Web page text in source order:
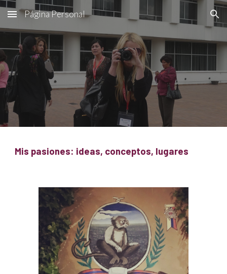
Skip to main content Skip to navigation
Página Personal
Mis pasiones: ideas, conceptos, lugares